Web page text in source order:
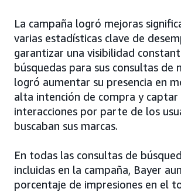
La campaña logró mejoras
varias estadísticas clave de
garantizar una visibilidad
búsquedas para sus consultas de
logró aumentar su presencia en
alta intención de compra y captar
interacciones por parte de los
buscaban sus marcas.
En todas las consultas de
incluidas en la campaña, Bayer
porcentaje de impresiones en el